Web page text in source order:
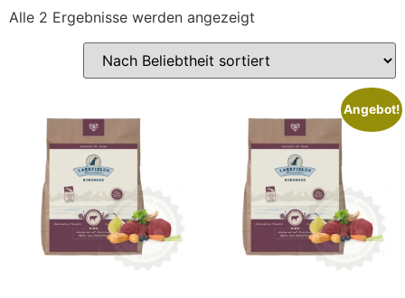
Alle 2 Ergebnisse werden angezeigt
Angebot!